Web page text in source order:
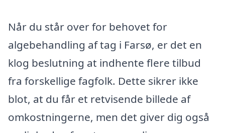
Når du står over for behovet for
algebehandling af tag i Farsø, er det en
klog beslutning at indhente flere tilbud
fra forskellige fagfolk. Dette sikrer ikke
blot, at du får et retvisende billede af
omkostningerne, men det giver dig også